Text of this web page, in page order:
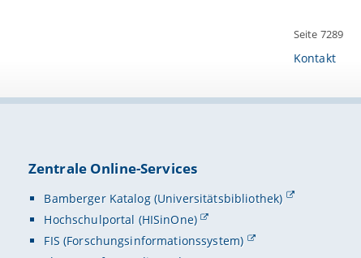
Seite 7289
Kontakt
Zentrale Online-Services
Bamberger Katalog (Universitätsbibliothek)
Hochschulportal (HISinOne)
FIS (Forschungsinformationssystem)